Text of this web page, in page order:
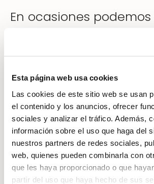
Esta página web usa cookies
Las cookies de este sitio web se usan
el contenido y los anuncios, ofrecer
sociales y analizar el tráfico. Además,
información sobre el uso que haga del
nuestros partners de redes sociales,
web, quienes pueden combinarla con
que les haya proporcionado o que
partir del uso que haya hecho de sus
En ocasiones
cansancio, tensión o
causa clara. Estas
emocionales o
densos. El Reiki
limpiar el aura y
equilibrio energético.